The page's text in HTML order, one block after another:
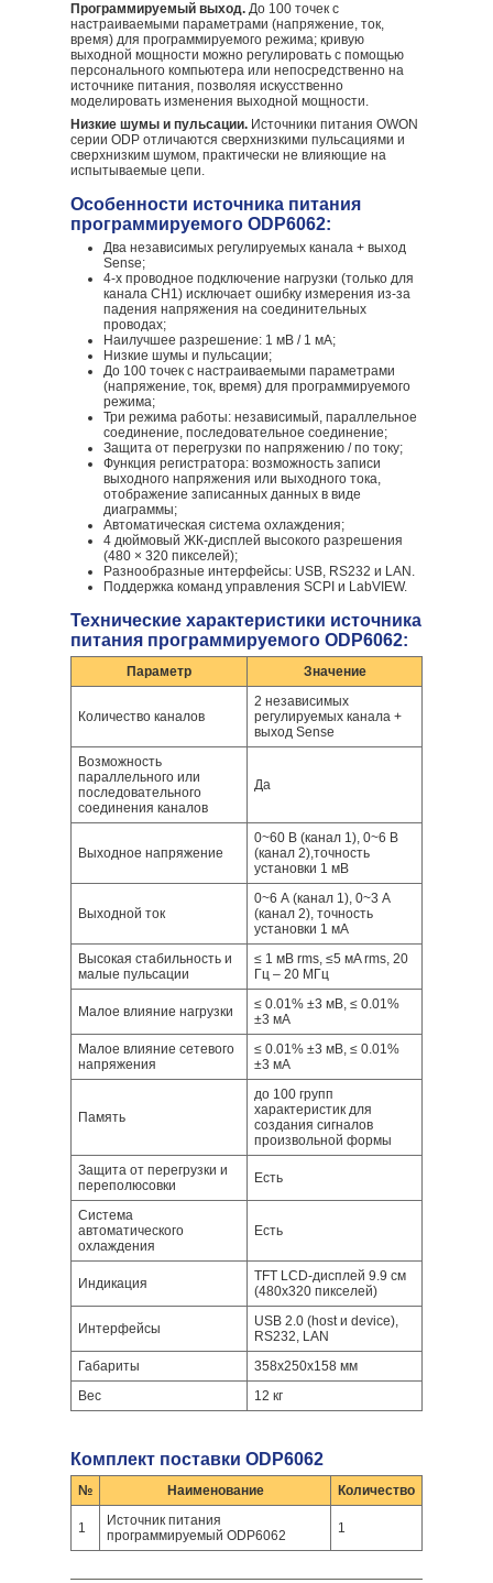
Программируемый выход. До 100 точек с
настраиваемыми параметрами (напряжение, ток,
время) для программируемого режима; кривую
выходной мощности можно регулировать с помощью
персонального компьютера или непосредственно на
источнике питания, позволяя искусственно
моделировать изменения выходной мощности.
Низкие шумы и пульсации. Источники питания OWON
серии ODP отличаются сверхнизкими пульсациями и
сверхнизким шумом, практически не влияющие на
испытываемые цепи.
Особенности источника питания
программируемого ODP6062:
Два независимых регулируемых канала + выход
Sense;
4-х проводное подключение нагрузки (только для
канала CH1) исключает ошибку измерения из-за
падения напряжения на соединительных
проводах;
Наилучшее разрешение: 1 мВ / 1 мА;
Низкие шумы и пульсации;
До 100 точек с настраиваемыми параметрами
(напряжение, ток, время) для программируемого
режима;
Три режима работы: независимый, параллельное
соединение, последовательное соединение;
Защита от перегрузки по напряжению / по току;
Функция регистратора: возможность записи
выходного напряжения или выходного тока,
отображение записанных данных в виде
диаграммы;
Автоматическая система охлаждения;
4 дюймовый ЖК-дисплей высокого разрешения
(480 × 320 пикселей);
Разнообразные интерфейсы: USB, RS232 и LAN.
Поддержка команд управления SCPI и LabVIEW.
Технические характеристики источника
питания программируемого ODP6062:
Параметр Значение
Количество каналов
2 независимых
регулируемых канала +
выход Sense
Возможность
параллельного или
последовательного
соединения каналов
Да
Выходное напряжение
0~60 В (канал 1), 0~6 В
(канал 2),точность
установки 1 мВ
Выходной ток
0~6 А (канал 1), 0~3 А
(канал 2), точность
установки 1 мA
Высокая стабильность и
малые пульсации
≤ 1 мВ rms, ≤5 мA rms, 20
Гц – 20 МГц
Малое влияние нагрузки
≤ 0.01% ±3 мВ, ≤ 0.01%
±3 мА
Малое влияние сетевого
напряжения
≤ 0.01% ±3 мВ, ≤ 0.01%
±3 мА
Память
до 100 групп
характеристик для
создания сигналов
произвольной формы
Защита от перегрузки и
переполюсовки
Есть
Система
автоматического
охлаждения
Есть
Индикация
TFT LСD-дисплей 9.9 см
(480x320 пикселей)
Интерфейсы
USB 2.0 (host и device),
RS232, LAN
Габариты
358x250x158 мм
Вес
12 кг
Комплект поставки ODP6062
№ Наименование Количество
1
Источник питания
программируемый ODP6062
1